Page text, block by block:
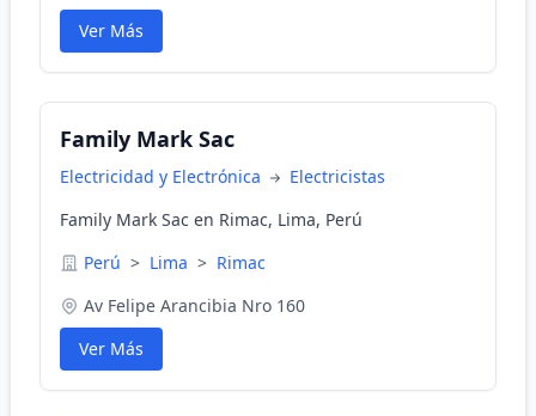
Ver Más
Family Mark Sac
Electricidad y Electrónica
Electricistas
Family Mark Sac en Rimac, Lima, Perú
Perú > Lima > Rimac
Av Felipe Arancibia Nro 160
Ver Más